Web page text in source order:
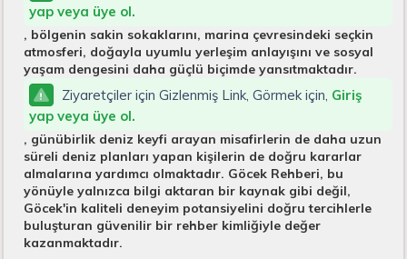
yap veya üye ol.
, bölgenin sakin sokaklarını, marina çevresindeki seçkin
atmosferi, doğayla uyumlu yerleşim anlayışını ve sosyal
yaşam dengesini daha güçlü biçimde yansıtmaktadır.
Ziyaretçiler için Gizlenmiş Link, Görmek için, Giriş
yap veya üye ol.
, günübirlik deniz keyfi arayan misafirlerin de daha uzun
süreli deniz planları yapan kişilerin de doğru kararlar
almalarına yardımcı olmaktadır. Göcek Rehberi, bu
yönüyle yalnızca bilgi aktaran bir kaynak gibi değil,
Göcek'in kaliteli deneyim potansiyelini doğru tercihlerle
buluşturan güvenilir bir rehber kimliğiyle değer
kazanmaktadır.